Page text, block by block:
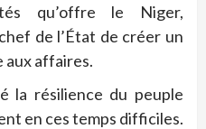
qu’offre le Niger,
de l’État de créer un
affaires.
la résilience du peuple
en ces temps difficiles.